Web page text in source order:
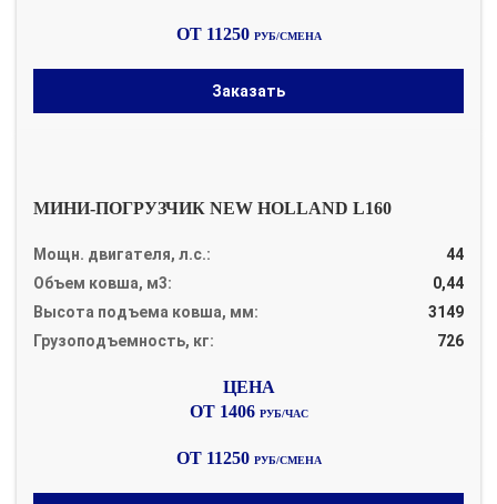
ОТ 11250 РУБ/СМЕНА
Заказать
МИНИ-ПОГРУЗЧИК NEW HOLLAND L160
Мощн. двигателя, л.с.:
44
Объем ковша, м3:
0,44
Высота подъема ковша, мм:
3149
Грузоподъемность, кг:
726
ОТ 1406 РУБ/ЧАС
ОТ 11250 РУБ/СМЕНА